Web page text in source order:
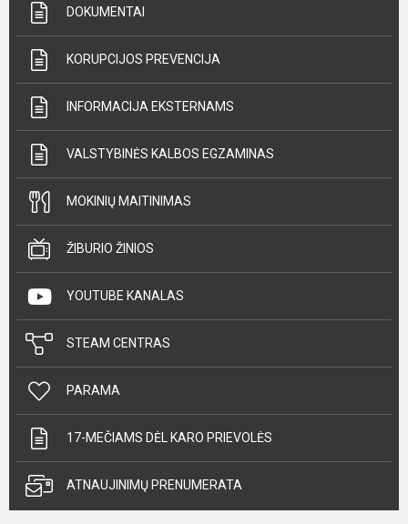
DOKUMENTAI
KORUPCIJOS PREVENCIJA
INFORMACIJA EKSTERNAMS
VALSTYBINĖS KALBOS EGZAMINAS
MOKINIŲ MAITINIMAS
ŽIBURIO ŽINIOS
YOUTUBE KANALAS
STEAM CENTRAS
PARAMA
17-MEČIAMS DĖL KARO PRIEVOLĖS
ATNAUJINIMŲ PRENUMERATA